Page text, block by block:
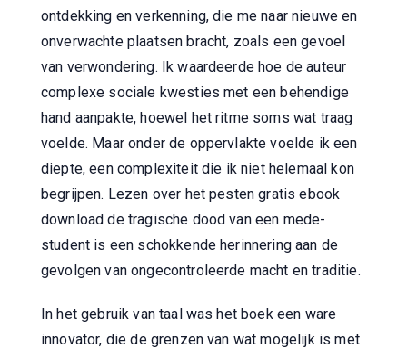
ontdekking en verkenning, die me naar nieuwe en
onverwachte plaatsen bracht, zoals een gevoel
van verwondering. Ik waardeerde hoe de auteur
complexe sociale kwesties met een behendige
hand aanpakte, hoewel het ritme soms wat traag
voelde. Maar onder de oppervlakte voelde ik een
diepte, een complexiteit die ik niet helemaal kon
begrijpen. Lezen over het pesten gratis ebook
download de tragische dood van een mede-
student is een schokkende herinnering aan de
gevolgen van ongecontroleerde macht en traditie.
In het gebruik van taal was het boek een ware
innovator, die de grenzen van wat mogelijk is met